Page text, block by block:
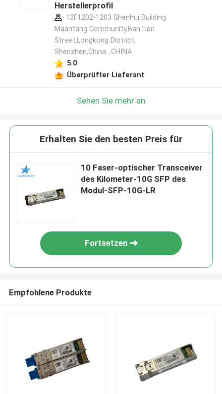
Herstellerprofil
12F1202-1203 Shenhui Building
Maantang Community,BanTian
Street,Longkong District,
Shenzhen,China. ,CHINA
5.0
Überprüfter Lieferant
Sehen Sie mehr an
Erhalten Sie den besten Preis für
10 Faser-optischer Transceiver
des Kilometer-10G SFP des
Modul-SFP-10G-LR
Fortsetzen
Empfohlene Produkte